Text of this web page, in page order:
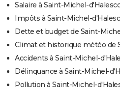
Salaire à Saint-Michel-
Impôts à Saint-Michel-
Dette et budget de Saint-
Climat et historique météo de
Accidents à Saint-Michel-
Délinquance à Saint-Michel-
Pollution à Saint-Michel-